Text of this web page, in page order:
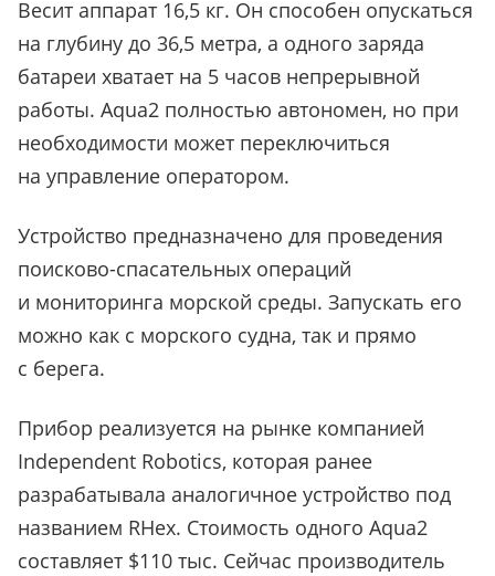
Весит аппарат 16,5 кг. Он способен опускаться
на глубину до 36,5 метра, а одного заряда
батареи хватает на 5 часов непрерывной
работы. Aqua2 полностью автономен, но при
необходимости может переключиться
на управление оператором.
Устройство предназначено для проведения
поисково-спасательных операций
и мониторинга морской среды. Запускать его
можно как с морского судна, так и прямо
с берега.
Прибор реализуется на рынке компанией
Independent Robotics, которая ранее
разрабатывала аналогичное устройство под
названием RHex. Стоимость одного Aqua2
составляет $110 тыс. Сейчас производитель